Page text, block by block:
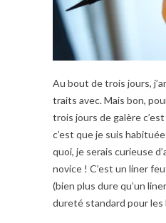
Au bout de trois jours,
traits avec. Mais bon,
trois jours de galère c’est
c’est que je suis
quoi, je serais curieuse
novice ! C’est un liner
(bien plus dure qu’un
dureté standard pour les